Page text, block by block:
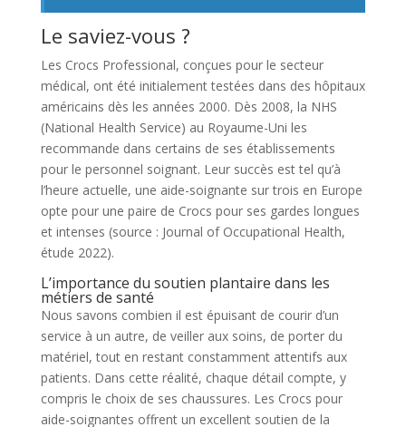
Le saviez-vous ?
Les Crocs Professional, conçues pour le secteur
médical, ont été initialement testées dans des hôpitaux
américains dès les années 2000. Dès 2008, la NHS
(National Health Service) au Royaume-Uni les
recommande dans certains de ses établissements
pour le personnel soignant. Leur succès est tel qu’à
l’heure actuelle, une aide-soignante sur trois en Europe
opte pour une paire de Crocs pour ses gardes longues
et intenses (source : Journal of Occupational Health,
étude 2022).
L’importance du soutien plantaire dans les
métiers de santé
Nous savons combien il est épuisant de courir d’un
service à un autre, de veiller aux soins, de porter du
matériel, tout en restant constamment attentifs aux
patients. Dans cette réalité, chaque détail compte, y
compris le choix de ses chaussures. Les Crocs pour
aide-soignantes offrent un excellent soutien de la